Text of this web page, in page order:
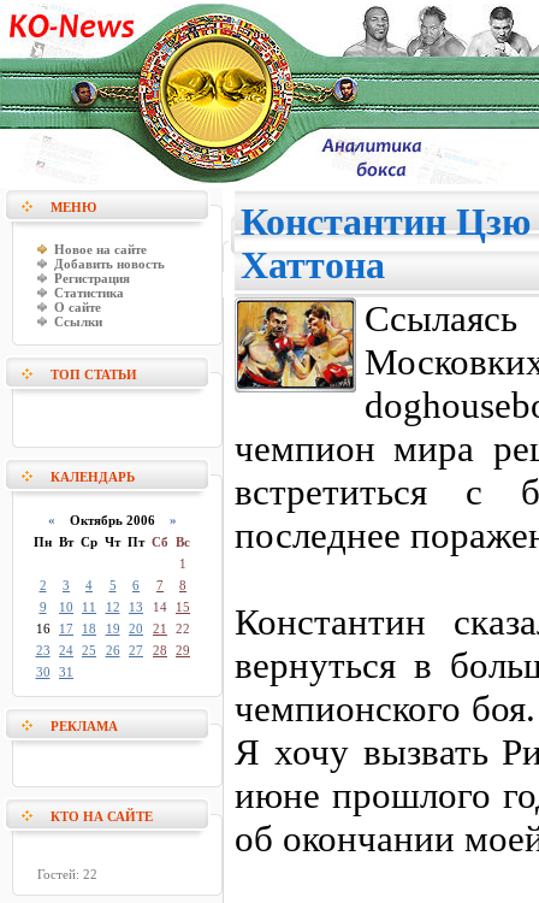
МЕНЮ
Новое на сайте
Добавить новость
Регистрация
Статистика
О сайте
Ссылки
ТОП СТАТЬИ
КАЛЕНДАРЬ
« Октябрь 2006 »
Пн Вт Ср Чт Пт Сб Вс
1
2
3 4 5 6 7
8
9
10 11 12 13 14
15
16
17 18 19 20 21
22
23
24 25 26 27 28
29
30
31
РЕКЛАМА
КТО НА САЙТЕ
Гостей: 22
Константин Цзю
Хаттона
чемпион мира
встретиться с
последнее
Константин
вернуться в
чемпионского
Я хочу вызвать
июне прошлого
об окончании